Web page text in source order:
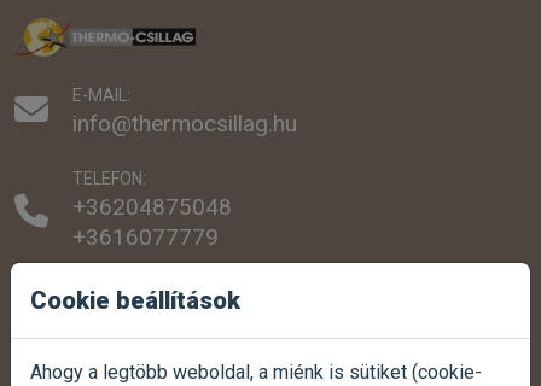
E-MAIL:
info@thermocsillag.hu
TELEFON:
+36204875048
+3616077779
SZEMÉLYES ÁTVÉTEL:
NYITVATARTÁS:
Cookie beállítások
Ahogy a legtöbb weboldal, a miénk is sütiket (cookie-